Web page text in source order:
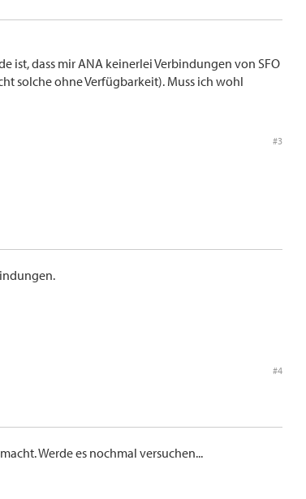
ist, dass mir ANA keinerlei Verbindungen von SFO
solche ohne Verfügbarkeit). Muss ich wohl
#3
#4
Werde es nochmal versuchen...